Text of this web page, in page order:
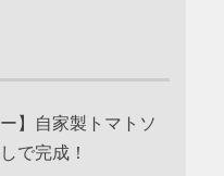
】自家製トマトソ
で完成！